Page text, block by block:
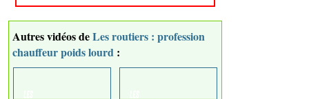
Autres vidéos deLes routiers : profession
chauffeur poids lourd :